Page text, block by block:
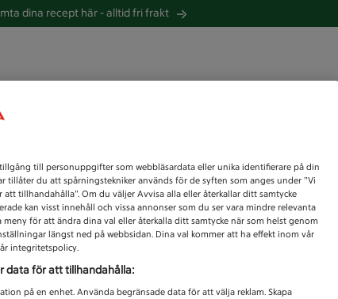
dina recept här -alltid fri frakt
Unknown error
till personuppgifter som webbläsardata eller unika identifierare på din
tillåter du att spårningstekniker används för de syften som anges under ”Vi
tillhandahålla”. Om du väljer Avvisa alla eller återkallar ditt samtycke
kan visst innehåll och vissa annonser som du ser vara mindre relevanta
för att ändra dina val eller återkalla ditt samtycke när som helst genom
längst ned på webbsidan. Dina val kommer att ha effekt inom vår
integritetspolicy.
data för att tillhandahålla:
på en enhet. Använda begränsade data för att välja reklam. Skapa